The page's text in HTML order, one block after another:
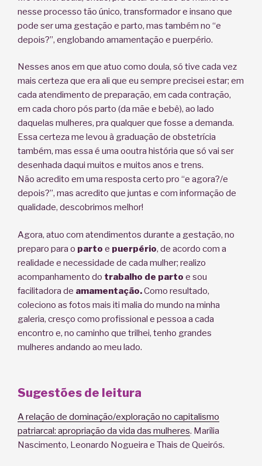
nesse processo tão único, transformador e insano que
pode ser uma gestação e parto, mas também no “e
depois?”, englobando amamentação e puerpério.
Nesses anos em que atuo como doula, só tive cada vez
mais certeza que era ali que eu sempre precisei estar; em
cada atendimento de preparação, em cada contração,
em cada choro pós parto (da mãe e bebê), ao lado
daquelas mulheres, pra qualquer que fosse a demanda.
Essa certeza me levou à graduação de obstetrícia
também, mas essa é uma ooutra história que só vai ser
desenhada daqui muitos e muitos anos e trens.
Não acredito em uma resposta certo pro “e agora?/e
depois?”, mas acredito que juntas e com informação de
qualidade, descobrimos melhor!
Agora, atuo com atendimentos durante a gestação, no
preparo para o parto e puerpério, de acordo com a
realidade e necessidade de cada mulher; realizo
acompanhamento do trabalho de parto e sou
facilitadora de amamentação.Como resultado,
coleciono as fotos mais iti malia do mundo na minha
galeria, cresço como profissional e pessoa a cada
encontro e, no caminho que trilhei, tenho grandes
mulheres andando ao meu lado.
Sugestões de leitura
A relação de dominação/exploração no capitalismo
patriarcal: apropriação da vida das mulheres. Marília
Nascimento, Leonardo Nogueira e Thais de Queirós.